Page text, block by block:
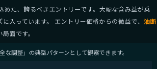
た、誇るべきエントリーです。大幅な含み益が乗
入っています。 エントリー価格からの微益で、 油断
面です。
な調整」の典型パターンとして観察できます。